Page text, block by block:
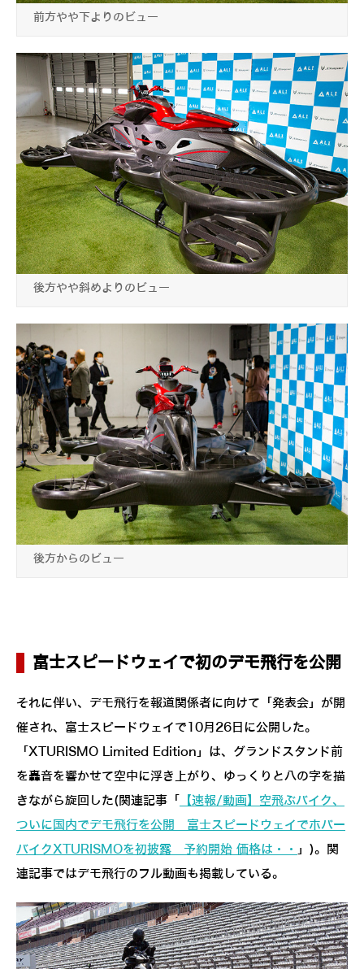
前方やや下よりのビュー
後方やや斜めよりのビュー
後方からのビュー
富士スピードウェイで初のデモ飛行を公開
それに伴い、デモ飛行を報道関係者に向けて「発表会」が開
催され、富士スピードウェイで10月26日に公開した。
「XTURISMO Limited Edition」は、グランドスタンド前
を轟音を響かせて空中に浮き上がり、ゆっくりと八の字を描
きながら旋回した(関連記事「
【速報/動画】空飛ぶバイク、
ついに国内でデモ飛行を公開 富士スピードウェイでホバー
バイクXTURISMOを初披露 予約開始 価格は・・ 」)。関
連記事ではデモ飛行のフル動画も掲載している。